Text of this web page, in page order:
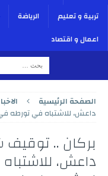
تربية و تعليم
الرياضة
اعمال و اقتصاد
الصفحة الرئيسية
داعش، للاشتباه في تورطه
بركان ..
داعش،